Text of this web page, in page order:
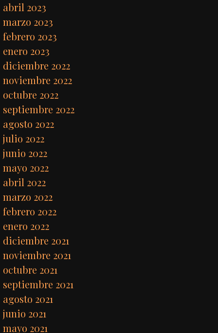
abril 2023
marzo 2023
febrero 2023
enero 2023
diciembre 2022
noviembre 2022
octubre 2022
septiembre 2022
agosto 2022
julio 2022
junio 2022
mayo 2022
abril 2022
marzo 2022
febrero 2022
enero 2022
diciembre 2021
noviembre 2021
octubre 2021
septiembre 2021
agosto 2021
junio 2021
mayo 2021